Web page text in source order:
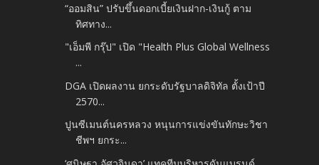
“ออมสิน” ปรับขึ้นดอกเบี้ยเงินฝาก-เงินกู้ ตาม
ทิศทาง...
"เอ็มพี กรุ๊ป" เปิด "Health Plus Global Wellness
...
DGA เปิดผลงาน ยกระดับรัฐบาลดิจิทัล ตั้งเป้าปี
2570...
ปูนซีเมนต์นครหลวง หนุนการแข่งขันทักษะวิชา
ชีพฯ ยกระ...